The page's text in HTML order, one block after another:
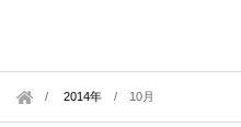
2014年 / 10月